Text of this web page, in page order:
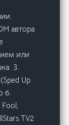
автора
или
3.
Up
6.
Fool,
TV2